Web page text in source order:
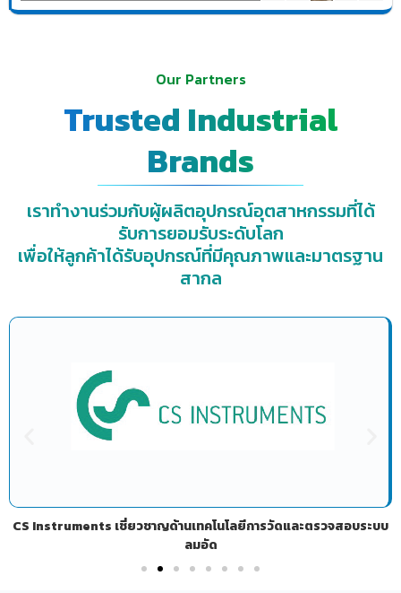
Our Partners
Trusted Industrial
Brands
เราทำงานร่วมกับผู้ผลิตอุปกรณ์อุตสาหกรรมที่ได้
รับการยอมรับระดับโลก
เพื่อให้ลูกค้าได้รับอุปกรณ์ที่มีคุณภาพและมาตรฐาน
สากล
CS Instruments เชี่ยวชาญด้านเทคโนโลยีการวัดและตรวจสอบระบบ
ลมอัด